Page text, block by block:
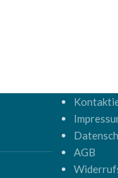
AGB